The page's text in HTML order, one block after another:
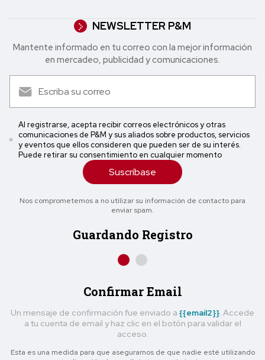
NEWSLETTER P&M
Mantente informado en tu correo con la mejor in formación
en mercadeo, publicidad y comunicaciones.
Al registrarse, acepta recibir correos electrónicos y otras
comunicaciones de P&M y sus aliados sobre productos, servicios
y eventos que ellos consideren que pueden ser de su interés.
Puede retirar su consentimiento en cualquier momento
Suscríbase
Nos comprometemos a no utilizar su información de contacto para
enviar spam.
Guardando Registro
Confirmar Email
Un mensaje de confirmación fue enviado a {{email2}} . Accede
a tu cuenta de email y haz clic en el botón para validar el
acceso.
Esta es una medida para que asegurarnos de que nadie esté utilizando